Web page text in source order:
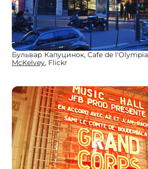
Бульвар Капуцинок, Cafe de l'Olympia
McKelvey, Flickr